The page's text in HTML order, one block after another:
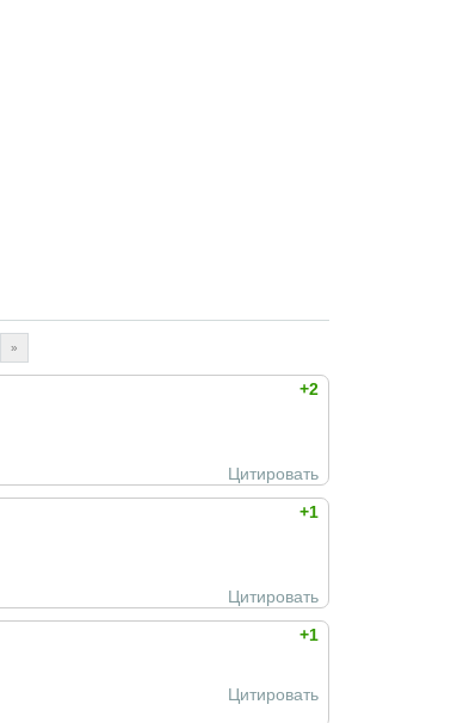
»
+2
Цитировать
+1
Цитировать
+1
Цитировать